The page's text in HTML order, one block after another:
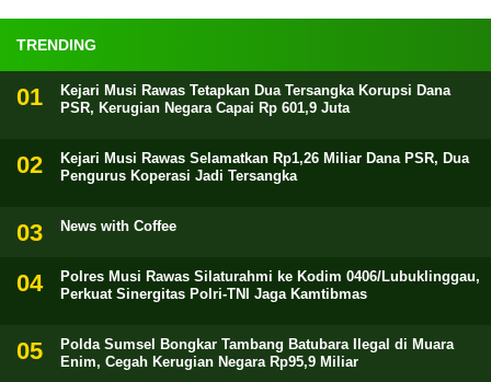
TRENDING
Kejari Musi Rawas Tetapkan Dua Tersangka Korupsi Dana
PSR, Kerugian Negara Capai Rp 601,9 Juta
Kejari Musi Rawas Selamatkan Rp1,26 Miliar Dana PSR, Dua
Pengurus Koperasi Jadi Tersangka
News with Coffee
Polres Musi Rawas Silaturahmi ke Kodim 0406/Lubuklinggau,
Perkuat Sinergitas Polri-TNI Jaga Kamtibmas
Polda Sumsel Bongkar Tambang Batubara Ilegal di Muara
Enim, Cegah Kerugian Negara Rp95,9 Miliar